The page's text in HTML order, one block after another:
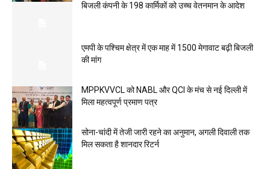
बिजली कंपनी के 198 कार्मिकों को उच्च वेतनमान के आदेश
एमपी के पश्चिम क्षेत्र में एक माह में 1500 मेगावाट बढ़ी बिजली
की मांग
MPPKVVCL को NABL और QCI के मंच से नई दिल्ली में
मिला महत्वपूर्ण प्रमाण पत्र
सोना-चांदी में तेजी जारी रहने का अनुमान, अगली दिवाली तक
मिल सकता है शानदार रिटर्न